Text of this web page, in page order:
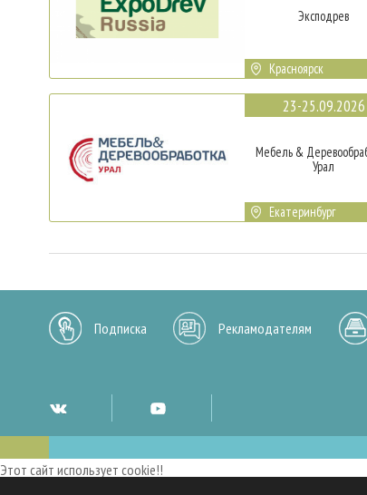
Эксподрев
Красноярск
23-25.09.2026
Мебель &
Урал
Екатеринбург
Подписка Рекламодателям
Этот сайт использует cookie!!